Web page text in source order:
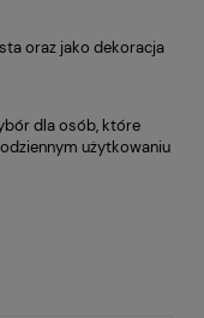
oraz jako dekoracja
dla osób, które
użytkowaniu